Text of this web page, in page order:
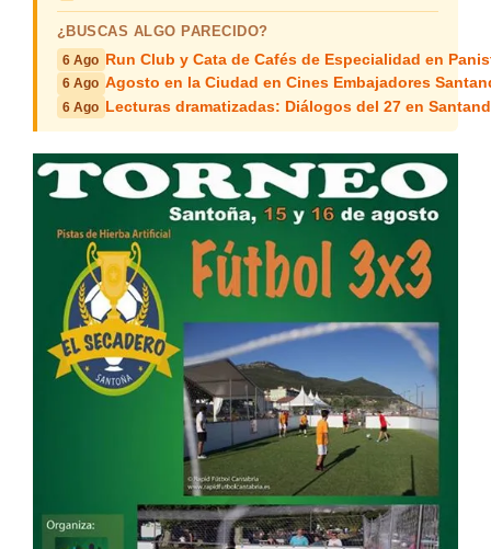
¿BUSCAS ALGO PARECIDO?
6 Ago Run Club y Cata de Cafés de Especialidad en
6 Ago Agosto en la Ciudad en Cines Embajadores
6 Ago Lecturas dramatizadas: Diálogos del 27 en